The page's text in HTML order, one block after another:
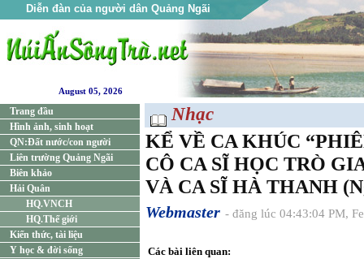
Diễn đàn của người dân Quảng Ngãi
August 05, 2026
Trang đầu
Hình ảnh, sinh hoạt
QN:Đất nước/con người
Liên trường Quảng Ngãi
Biên khảo
Hải Quân
HQ.VNCH
HQ.Thế giới
Kiến thức, tài liệu
Y học & đời sống
Nhạc
KỂ VỀ CA KHÚC
CÔ CA SĨ HỌC TRÒ
VÀ CA SĨ HÀ THANH
Webmaster - đăng lúc 04:43:04 PM,
Các bài liên quan: